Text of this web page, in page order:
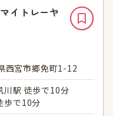
イトレーヤ
西宮市郷免町1-12
川駅 徒歩で10分
歩で10分